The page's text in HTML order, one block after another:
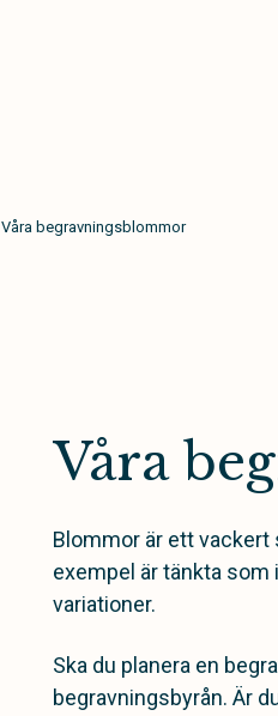
Våra begravningsblommor
Våra
Blommor är ett vackert
exempel är tänkta
variationer.
Ska du planera en
begravningsbyrån. Är